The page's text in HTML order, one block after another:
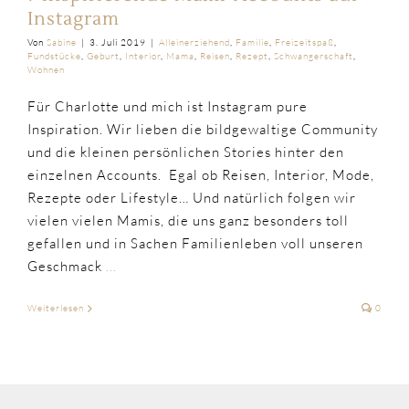
Instagram
Von Sabine | 3. Juli 2019 | Alleinerziehend, Familie, Freizeitspaß,
Fundstücke, Geburt, Interior, Mama, Reisen, Rezept, Schwangerschaft,
Wohnen
Für Charlotte und mich ist Instagram pure
Inspiration. Wir lieben die bildgewaltige Community
und die kleinen persönlichen Stories hinter den
einzelnen Accounts. Egal ob Reisen, Interior, Mode,
Rezepte oder Lifestyle… Und natürlich folgen wir
vielen vielen Mamis, die uns ganz besonders toll
gefallen und in Sachen Familienleben voll unseren
Geschmack ...
Weiterlesen 0